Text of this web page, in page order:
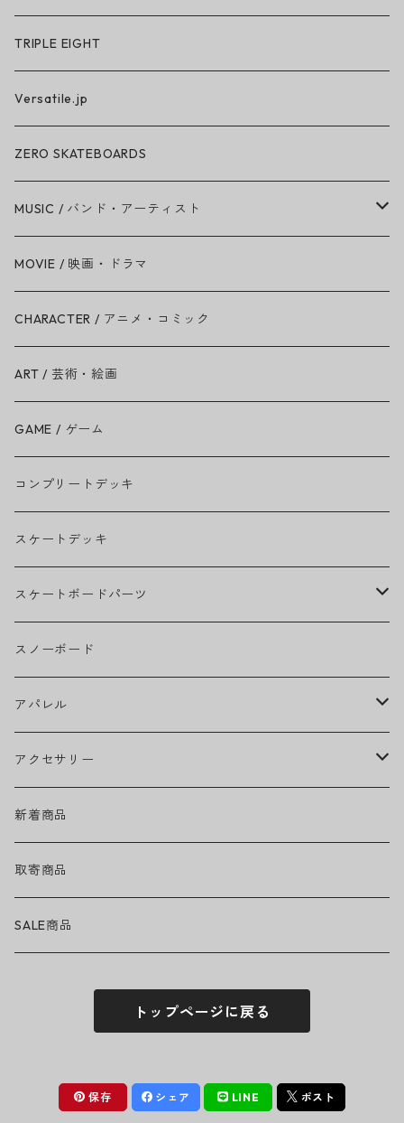
TRIPLE EIGHT
Versatile.jp
ZERO SKATEBOARDS
MUSIC / バンド・アーティスト
Amy Winehouse
Ariana Grande
BAD RELIGION
BEASTIE BOYS
THE BEATLES
BILLIE EILISH
BOB MARLEY
CAMILA CABELLO
Ed Sheeran
EMINEM
GREEN DAY
GUNS N' ROSES
LADY GAGA
MICHAEL JACKSON
MY CHEMICAL ROMANCE
MOVIE / 映画・ドラマ
CHARACTER / アニメ・コミック
ART / 芸術・絵画
GAME / ゲーム
コンプリートデッキ
スケートデッキ
スケートボードパーツ
グリップテープ
ウィール
ベアリング
トラック
ヘルメット・プロテクター
アクセサリー・小物
スノーボード
アパレル
ヘッドウェア
キャップ
ハット
ネックウェア
トップス
Tシャツ・ロングTシャツ
ボトムス
パンツ・ズボン
アクセサリー
ハードグッズ
バッグ・ポーチ
サングラス
フィギュア
新着商品
取寄商品
SALE商品
トップページに戻る
保存 シェア LINE ポスト